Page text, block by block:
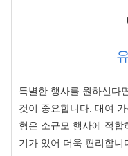
특별한 행사를 원하신다
것이 중요합니다. 대여
형은 소규모 행사에 적합
기가 있어 더욱 편리합니